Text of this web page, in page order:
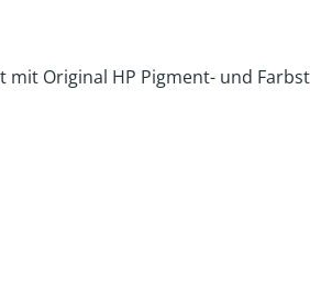
Original HP Pigment- und